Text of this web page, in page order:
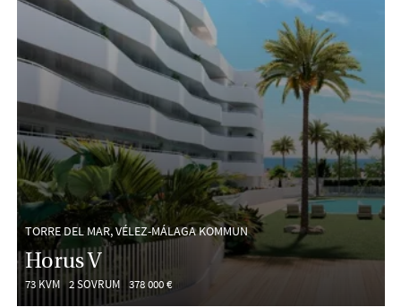
TORRE DEL MAR, VÉLEZ-MÁLAGA KOMMUN
Horus V
73 KVM 2 SOVRUM 378 000 €